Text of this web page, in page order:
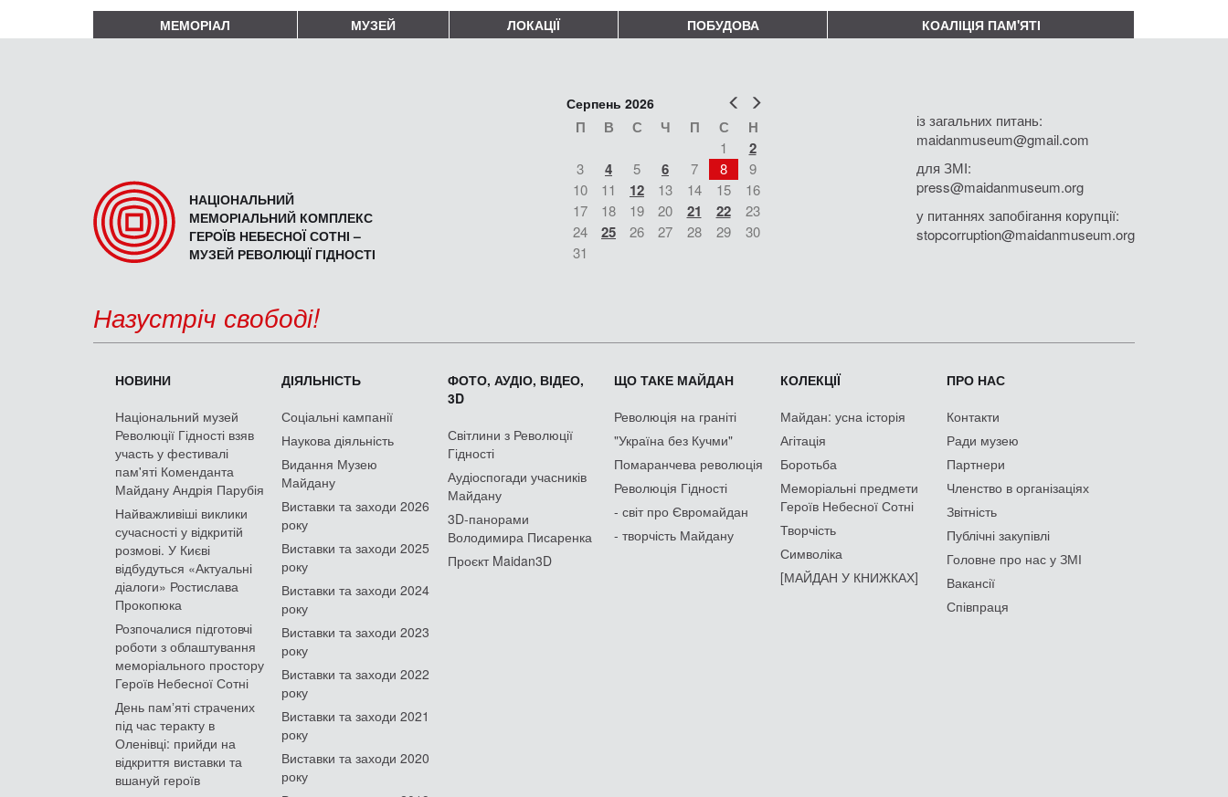
МЕМОРІАЛ МУЗЕЙ ЛОКАЦІЇ ПОБУДОВА КОАЛІЦІЯ ПАМ'ЯТІ
НАЦІОНАЛЬНИЙ
МЕМОРІАЛЬНИЙ КОМПЛЕКС
ГЕРОЇВ НЕБЕСНОЇ СОТНІ –
МУЗЕЙ РЕВОЛЮЦІЇ ГІДНОСТІ
Попер
Серпень 2026
П В С Ч П С Н
1 2
3 4 5 6 7 8
9
10
11 12 13 14 15
16
17
18 19 20 21 22
23
24
25 26 27 28 29
30
31
із загальних питань:
maidanmuseum@gmail.com
для ЗМІ:
press@maidanmuseum.org
у питаннях запобігання корупції:
stopcorruption@maidanmuseum.org
Назустріч свободі!
НОВИНИ
Національний музей
Революції Гідності взяв
участь у фестивалі
пам'яті Коменданта
Майдану Андрія Парубія
Найважливіші виклики
сучасності у відкритій
розмові. У Києві
відбудуться «Актуальні
діалоги» Ростислава
Прокопюка
Розпочалися підготовчі
роботи з облаштування
меморіального простору
Героїв Небесної Сотні
День памʼяті страчених
під час теракту в
Оленівці: прийди на
відкриття виставки та
вшануй героїв
ДІЯЛЬНІСТЬ
Соціальні кампанії
Наукова діяльність
Видання Музею
Майдану
Виставки та заходи 2026
року
Виставки та заходи 2025
року
Виставки та заходи 2024
року
Виставки та заходи 2023
року
Виставки та заходи 2022
року
Виставки та заходи 2021
року
Виставки та заходи 2020
року
ФОТО, АУДІО, ВІДЕО,
3D
Світлини з Революції
Гідності
Аудіоспогади учасників
Майдану
3D-панорами
Володимира Писаренка
Проєкт Maidan3D
ЩО ТАКЕ МАЙДАН
Революція на граніті
"Україна без Кучми"
Помаранчева революція
Революція Гідності
- світ про Євромайдан
- творчість Майдану
КОЛЕКЦІЇ
Майдан: усна історія
Агітація
Боротьба
Меморіальні предмети
Героїв Небесної Сотні
Творчість
Символіка
[МАЙДАН У КНИЖКАХ]
ПРО НАС
Контакти
Ради музею
Партнери
Членство в організаціях
Звітність
Публічні закупівлі
Головне про нас у ЗМІ
Вакансії
Співпраця